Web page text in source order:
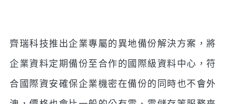
齊瑞科技推出企業專屬的異地備份解決方案，將
企業資料定期備份至合作的國際級資料中心，符
合國際資安確保企業機密在備份的同時也不會外